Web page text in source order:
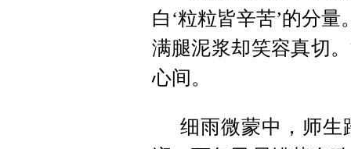
白‘粒粒皆辛苦’的分
满腿泥浆却笑容真切
心间。
细雨微蒙中，师生